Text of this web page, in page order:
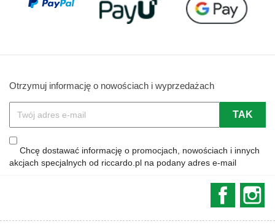
Otrzymuj informację o nowościach i wyprzedażach
Chcę dostawać informację o promocjach, nowościach i innych
akcjach specjalnych od riccardo.pl na podany adres e-mail